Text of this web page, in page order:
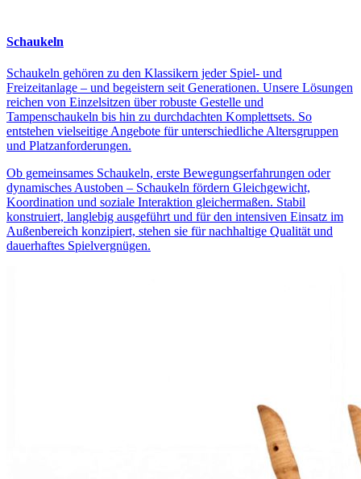
Schaukeln
Schaukeln gehören zu den Klassikern jeder Spiel- und
Freizeitanlage – und begeistern seit Generationen. Unsere Lösungen
reichen von Einzelsitzen über robuste Gestelle und
Tampenschaukeln bis hin zu durchdachten Komplettsets. So
entstehen vielseitige Angebote für unterschiedliche Altersgruppen
und Platzanforderungen.
Ob gemeinsames Schaukeln, erste Bewegungserfahrungen oder
dynamisches Austoben – Schaukeln fördern Gleichgewicht,
Koordination und soziale Interaktion gleichermaßen. Stabil
konstruiert, langlebig ausgeführt und für den intensiven Einsatz im
Außenbereich konzipiert, stehen sie für nachhaltige Qualität und
dauerhaftes Spielvergnügen.